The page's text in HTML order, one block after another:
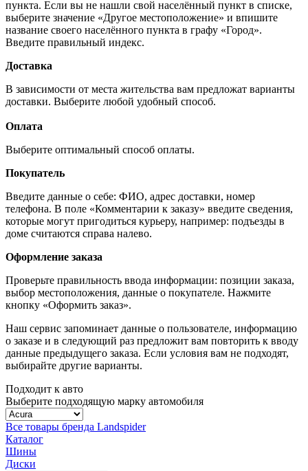
пункта. Если вы не нашли свой населённый пункт в списке,
выберите значение «Другое местоположение» и впишите
название своего населённого пункта в графу «Город».
Введите правильный индекс.
Доставка
В зависимости от места жительства вам предложат варианты
доставки. Выберите любой удобный способ.
Оплата
Выберите оптимальный способ оплаты.
Покупатель
Введите данные о себе: ФИО, адрес доставки, номер
телефона. В поле «Комментарии к заказу» введите сведения,
которые могут пригодиться курьеру, например: подъезды в
доме считаются справа налево.
Оформление заказа
Проверьте правильность ввода информации: позиции заказа,
выбор местоположения, данные о покупателе. Нажмите
кнопку «Оформить заказ».
Наш сервис запоминает данные о пользователе, информацию
о заказе и в следующий раз предложит вам повторить к вводу
данные предыдущего заказа. Если условия вам не подходят,
выбирайте другие варианты.
Подходит к авто
Выберите подходящую марку автомобиля
Все товары бренда Landspider
Каталог
Шины
Диски